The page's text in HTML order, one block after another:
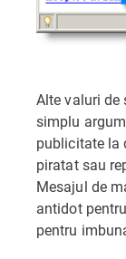
Alte valuri de
simplu
publicitate la
piratat sau
Mesajul de
antidot
pentru